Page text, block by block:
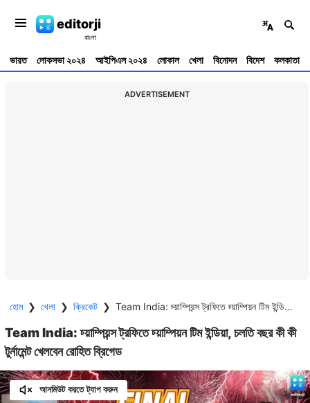
editorji
ভারত লোকসভা ২০২৪ আইপিএল ২০২৪ লোকাল খেলা বিনোদন বিদেশ কলকাতা
ADVERTISEMENT
হোম ❯ খেলা ❯ ক্রিকেট ❯ Team India: চ্য়াম্পিয়ন্স ট্রফিতে চ্য়াম্পিয়ন টিম ইন্ডিয়া, চলতি বছর কী কী টুর্নামেন্ট খেলবেন রোহিত ব্রিগেড
Team India: চ্য়াম্পিয়ন্স ট্রফিতে চ্য়াম্পিয়ন টিম ইন্ডিয়া, চলতি বছর কী কী
টুর্নামেন্ট খেলবেন রোহিত ব্রিগেড
আনমিউট করতে ট্যাপ করুন